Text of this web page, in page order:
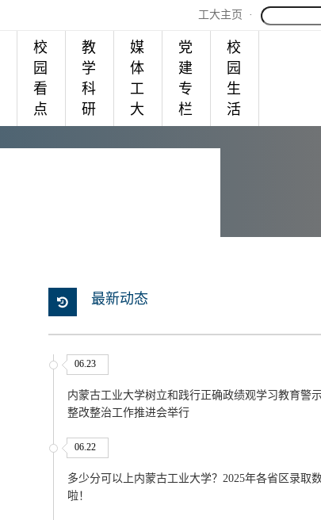
工大主页 ·
校
园
看
点
教
学
科
研
媒
体
工
大
党
建
专
栏
校
园
生
活
最新动态
06.23
内蒙古工业大学树立和践行正确政绩观学习教育警
整改整治工作推进会举行
06.22
多少分可以上内蒙古工业大学？2025年各省区录取
啦！